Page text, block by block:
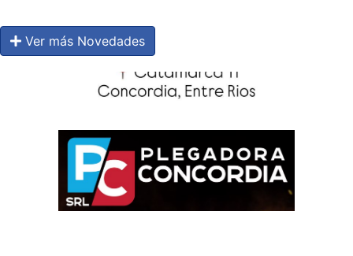
Ver más Novedades